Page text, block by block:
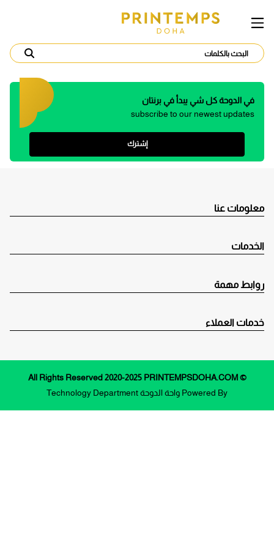
في الدوحة كل شي يبدأ في برنتان
subscribe to our newest updates
إشترك
معلومات عنا
الخدمات
روابط مهمة
خدمات العملاء
© All Rights Reserved 2020-2025 PRINTEMPSDOHA.COM
Powered By واحة الدوحة